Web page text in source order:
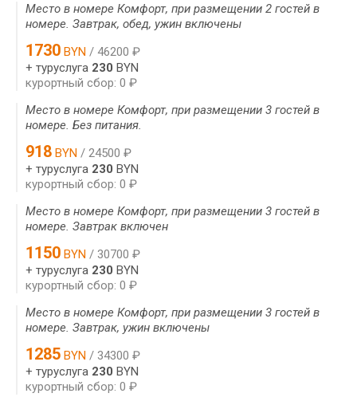
Место в номере Комфорт, при размещении 2 гостей в
номере. Завтрак, обед, ужин включены
1730 BYN / 46200 ₽
+ туруслуга 230 BYN
курортный сбор: 0 ₽
Место в номере Комфорт, при размещении 3 гостей в
номере. Без питания.
918 BYN / 24500 ₽
+ туруслуга 230 BYN
курортный сбор: 0 ₽
Место в номере Комфорт, при размещении 3 гостей в
номере. Завтрак включен
1150 BYN / 30700 ₽
+ туруслуга 230 BYN
курортный сбор: 0 ₽
Место в номере Комфорт, при размещении 3 гостей в
номере. Завтрак, ужин включены
1285 BYN / 34300 ₽
+ туруслуга 230 BYN
курортный сбор: 0 ₽